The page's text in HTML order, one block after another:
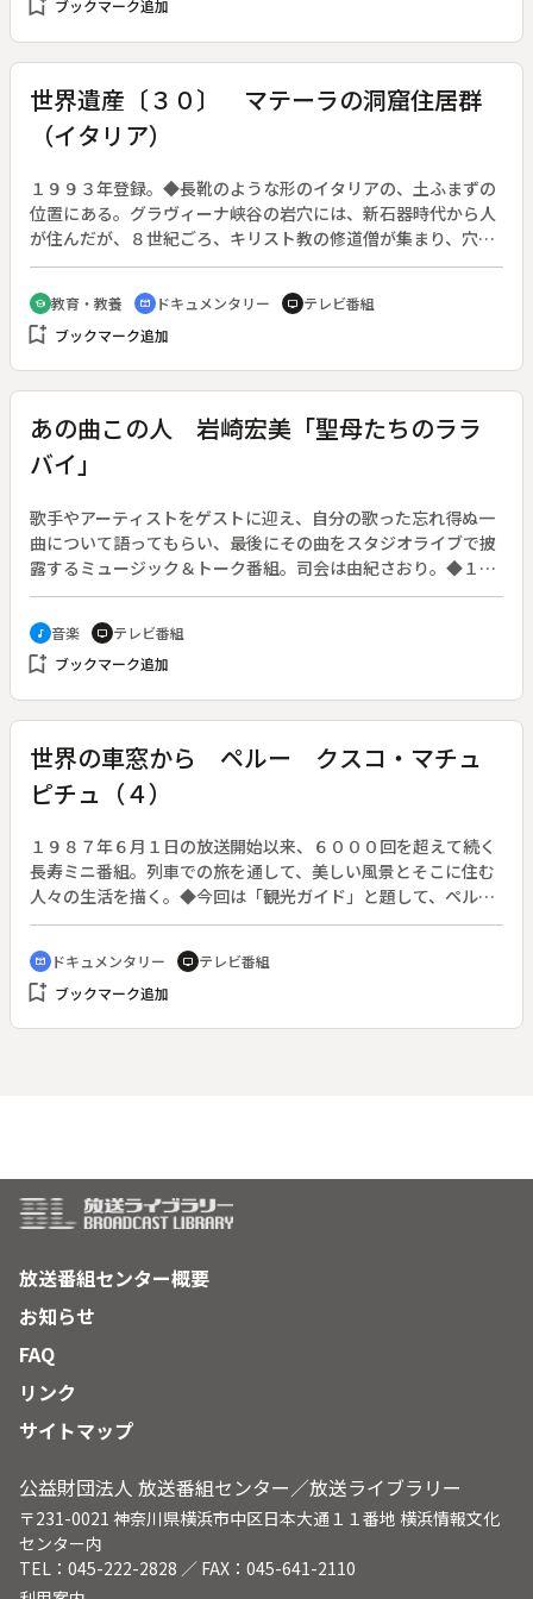
bookmark_add ブックマーク追加
世界遺産〔３０〕 マテーラの洞窟住居群
（イタリア）
１９９３年登録。◆長靴のような形のイタリアの、土ふまずの
位置にある。グラヴィーナ峡谷の岩穴には、新石器時代から人
が住んだが、８世紀ごろ、キリスト教の修道僧が集まり、穴を
堀り広げたり、切り出した岩石を積みあげたりして町を築い
た。１５世紀後半には、農業と商業で発展。しかし近代化にと
り残され、スラム化、廃墟となった。◆この半世紀、また人々
が戻りはじめ、家の中が狭いので外を共有して使う方法が地域
school 教育・教養 cinematic_blur ドキュメンタリー tv テレビ番組
bookmark_add ブックマーク追加
あの曲この人 岩崎宏美「聖母たちのララ
バイ」
歌手やアーティストをゲストに迎え、自分の歌った忘れ得ぬ一
曲について語ってもらい、最後にその曲をスタジオライブで披
露するミュージック＆トーク番組。司会は由紀さおり。◆１９
８２年のヒット曲「聖母たちのララバイ」について歌い手の岩
崎宏美にインタビューし、岩崎が「聖母たちのララバイ」を歌
う。
music_note 音楽 tv テレビ番組
bookmark_add ブックマーク追加
世界の車窓から ペルー クスコ・マチュ
ピチュ（４）
１９８７年６月１日の放送開始以来、６０００回を超えて続く
長寿ミニ番組。列車での旅を通して、美しい風景とそこに住む
人々の生活を描く。◆今回は「観光ガイド」と題して、ペルー
のリマ・クスコ・マチュピチュの道のりを紹介する。
cinematic_blur ドキュメンタリー tv テレビ番組
bookmark_add ブックマーク追加
放送番組センター概要
お知らせ
FAQ
リンク
サイトマップ
公益財団法人 放送番組センター／放送ライブラリー
〒231-0021 神奈川県横浜市中区日本大通１１番地 横浜情報文化
センター内
TEL：045-222-2828 ／ FAX：045-641-2110